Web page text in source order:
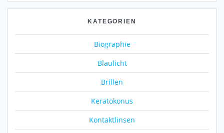
KATEGORIEN
Biographie
Blaulicht
Brillen
Keratokonus
Kontaktlinsen